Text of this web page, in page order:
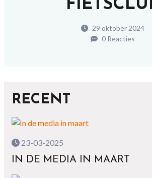
29 oktober 2024
0 Reacties
RECENT
23-03-2025
IN DE MEDIA IN MAART